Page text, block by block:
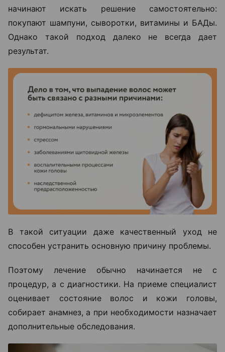
начинают искать решение самостоятельно:
покупают шампуни, сыворотки, витамины и БАДы.
Однако такой подход далеко не всегда дает
результат.
В такой ситуации даже качественный уход не
способен устранить основную причину проблемы.
Поэтому лечение обычно начинается не с
процедур, а с диагностики. На приеме специалист
оценивает состояние волос и кожи головы,
собирает анамнез, а при необходимости назначает
дополнительные обследования.